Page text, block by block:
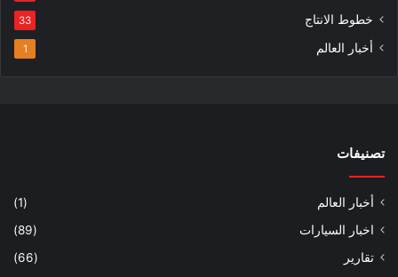
خطوط الانتاج 33
أخبار العالم 1
تصنيفات
أخبار العالم
(1)
اخبار السيارات
(89)
تقارير
(66)